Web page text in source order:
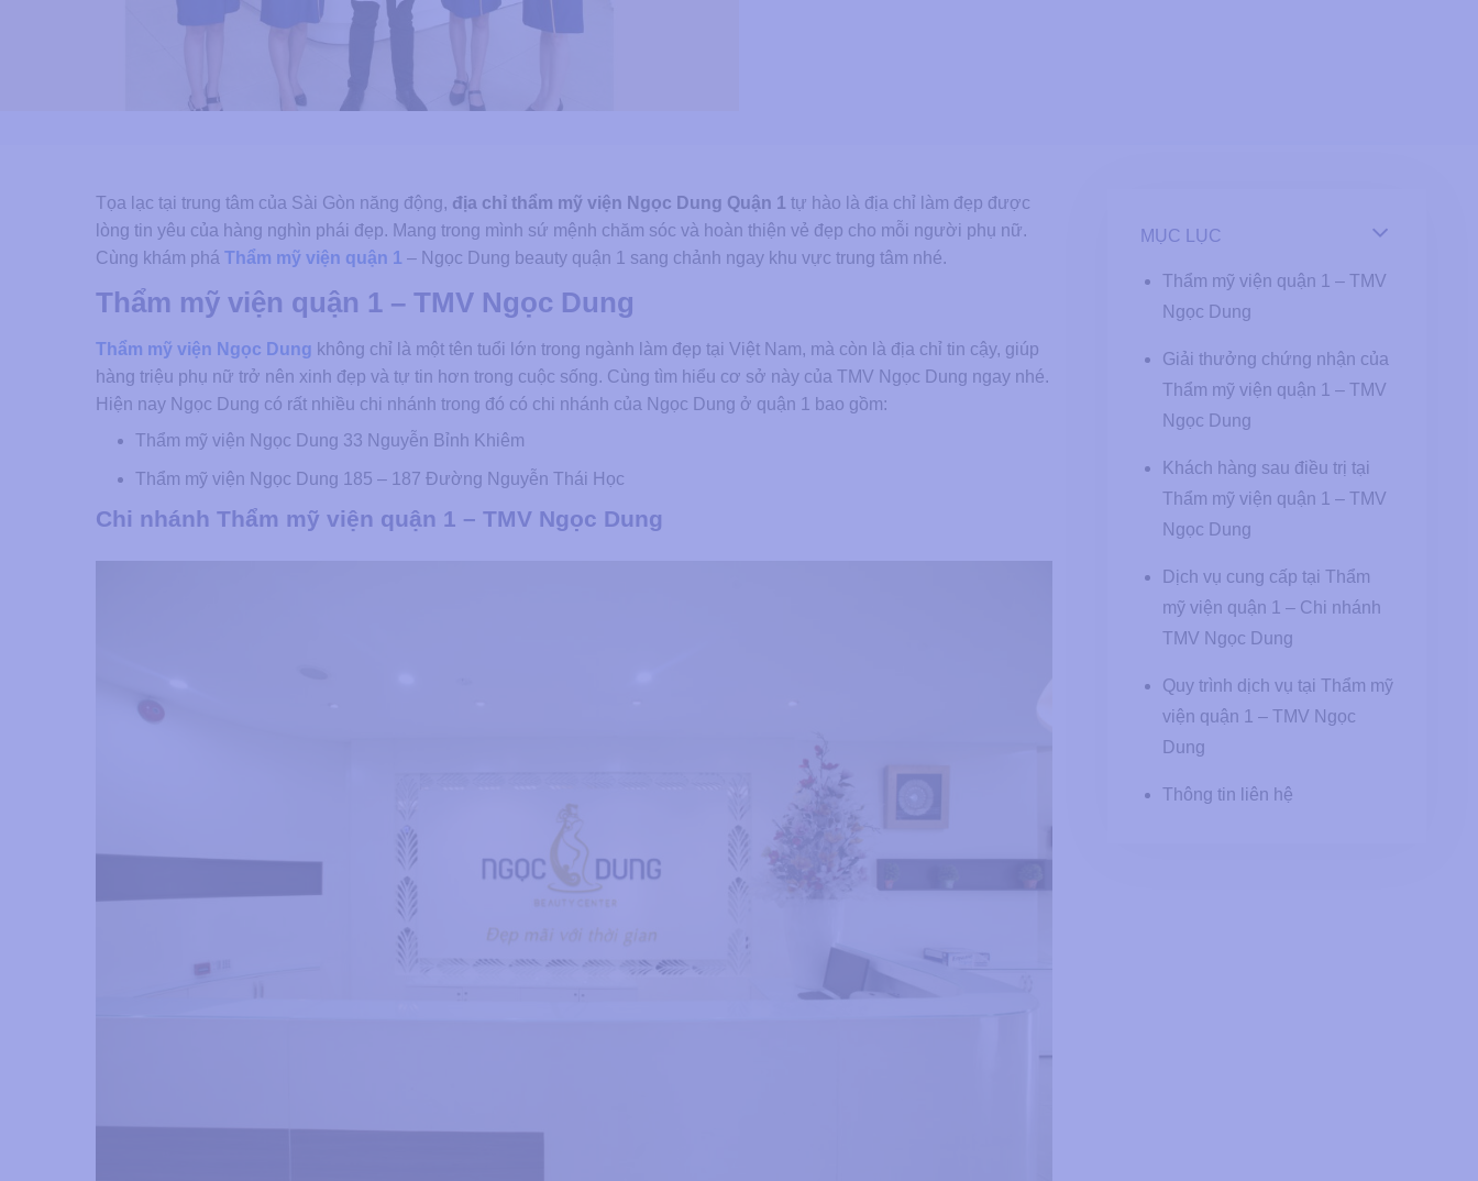
Tọa lạc tại trung tâm của Sài Gòn năng động, địa chỉ thẩm mỹ viện Ngọc Dung Quận 1 tự hào là địa chỉ làm đẹp được
lòng tin yêu của hàng nghìn phái đẹp. Mang trong mình sứ mệnh chăm sóc và hoàn thiện vẻ đẹp cho mỗi người phụ nữ.
Cùng khám phá Thẩm mỹ viện quận 1 – Ngọc Dung beauty quận 1 sang chảnh ngay khu vực trung tâm nhé.
Thẩm mỹ viện quận 1 – TMV Ngọc Dung
Thẩm mỹ viện Ngọc Dung không chỉ là một tên tuổi lớn trong ngành làm đẹp tại Việt Nam, mà còn là địa chỉ tin cậy, giúp
hàng triệu phụ nữ trở nên xinh đẹp và tự tin hơn trong cuộc sống. Cùng tìm hiểu cơ sở này của TMV Ngọc Dung ngay nhé.
Hiện nay Ngọc Dung có rất nhiều chi nhánh trong đó có chi nhánh của Ngọc Dung ở quận 1 bao gồm:
Thẩm mỹ viện Ngọc Dung 33 Nguyễn Bỉnh Khiêm
Thẩm mỹ viện Ngọc Dung 185 – 187 Đường Nguyễn Thái Học
Chi nhánh Thẩm mỹ viện quận 1 – TMV Ngọc Dung
MỤC LỤC
Thẩm mỹ viện quận 1 – TMV
Ngọc Dung
Giải thưởng chứng nhận của
Thẩm mỹ viện quận 1 – TMV
Ngọc Dung
Khách hàng sau điều trị tại
Thẩm mỹ viện quận 1 – TMV
Ngọc Dung
Dịch vụ cung cấp tại Thẩm
mỹ viện quận 1 – Chi nhánh
TMV Ngọc Dung
Quy trình dịch vụ tại Thẩm mỹ
viện quận 1 – TMV Ngọc
Dung
Thông tin liên hệ